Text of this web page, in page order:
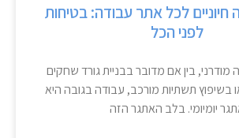
חיוניים לכל אתר עבודה: בטיחות
לפני הכל
בין אם מדובר בבניית גורד שחקים
בשיפוץ תשתיות מורכב, עבודה בגובה היא
יומיומי. בלב האתגר הזה